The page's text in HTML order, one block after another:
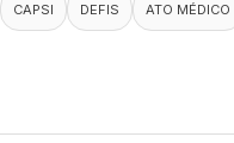
CAPSI DEFIS ATO MÉDICO